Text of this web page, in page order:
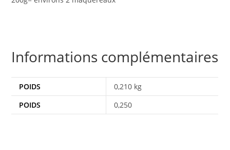
Informations complémentaires
POIDS
0,210 kg
POIDS
0,250